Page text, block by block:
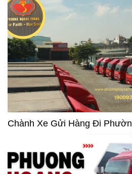
Chành Xe Gửi Hàng Đi